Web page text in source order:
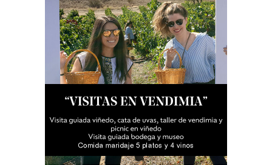
Visitas en vendimia
Desde:65,00€IVA incluido